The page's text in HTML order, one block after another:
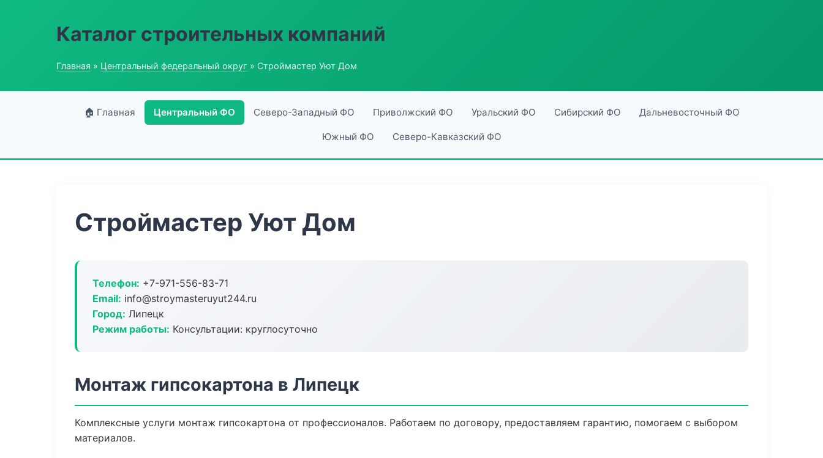
Каталог строительных компаний
Главная » Центральный федеральный округ » Строймастер Уют Дом
🏠 Главная Центральный ФО Северо-Западный ФО Приволжский ФО Уральский ФО Сибирский ФО Дальневосточный ФО
Южный ФО Северо-Кавказский ФО
Строймастер Уют Дом
Телефон: +7-971-556-83-71
Email: info@stroymasteruyut244.ru
Город: Липецк
Режим работы: Консультации: круглосуточно
Монтаж гипсокартона в Липецк
Комплексные услуги монтаж гипсокартона от профессионалов. Работаем по договору, предоставляем гарантию, помогаем с выбором
материалов.